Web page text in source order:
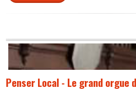
Penser Local - Le grand orgue